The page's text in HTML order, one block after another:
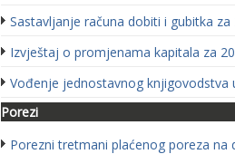
Sastavljanje računa dobiti i gubitka za
Izvještaj o promjenama kapitala za
Vođenje jednostavnog knjigovodstva
Porezi
Porezni tretmani plaćenog poreza